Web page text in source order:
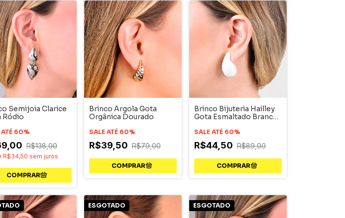
Semijoia Clarice
Ródio
ATÉ 60%
R$138,00
R$34,50 sem juros
Brinco Argola Gota
Orgânica Dourado
SALE ATÉ 60%
R$39,50 R$79,00
Brinco Bijuteria Hailley
Gota Esmaltado Branco
SALE ATÉ 60%
R$44,50 R$89,00
ESGOTADO ESGOTADO